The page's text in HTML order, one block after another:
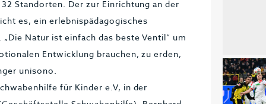
Standorten. Der zur Einrichtung an der
es, ein erlebnispädagogisches
Natur ist einfach das beste Ventil“ um
Entwicklung brauchen, zu erden,
unisono.
für Kinder e.V, in der